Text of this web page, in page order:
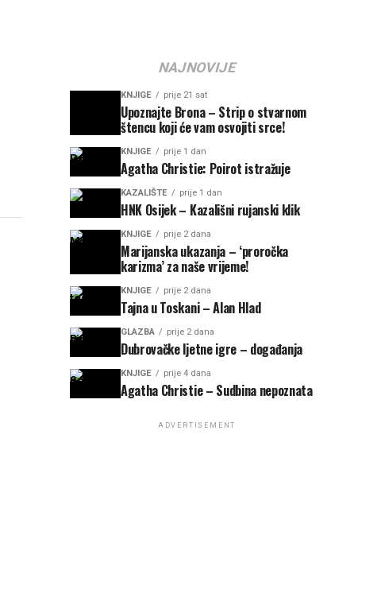
NAJNOVIJE
KNJIGE prije 21 sat
Upoznajte Brona – Strip o stvarnom
štencu koji će vam osvojiti srce!
KNJIGE prije 1 dan
Agatha Christie: Poirot istražuje
KAZALIŠTE prije 1 dan
HNK Osijek – Kazališni rujanski klik
KNJIGE prije 2 dana
Marijanska ukazanja – ‘proročka
karizma’ za naše vrijeme!
KNJIGE prije 2 dana
Tajna u Toskani – Alan Hlad
GLAZBA prije 2 dana
Dubrovačke ljetne igre – događanja
KNJIGE prije 4 dana
Agatha Christie – Sudbina nepoznata
ADVERTISEMENT